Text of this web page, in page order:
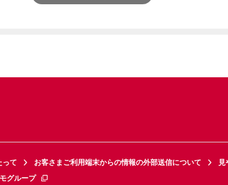
って お客さまご利用端末からの情報の外部送信について
見
グループ